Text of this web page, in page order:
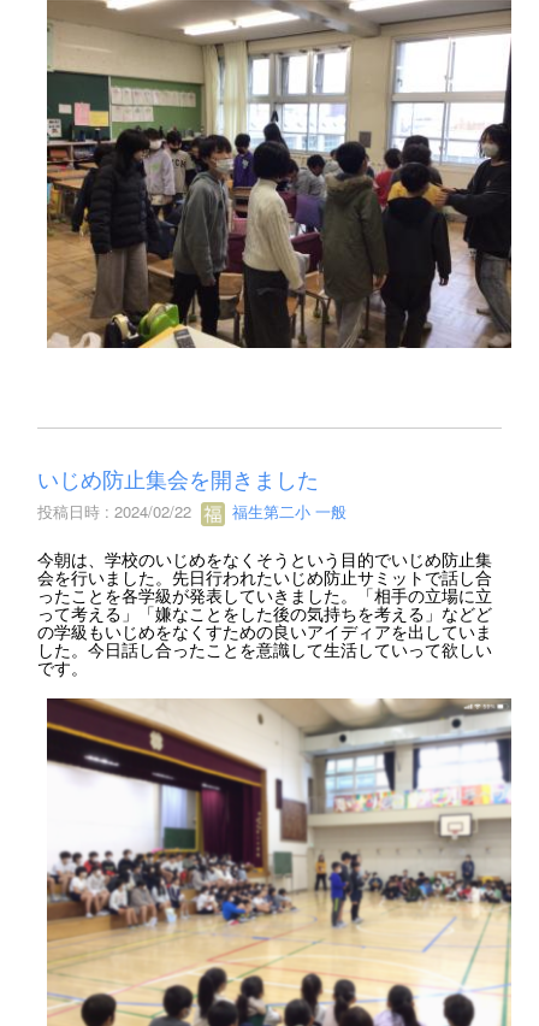
いじめ防止集会を開きました
投稿日時 : 2024/02/22 福生第二小 一般
今朝は、学校のいじめをなくそうという目的でいじめ防止集
会を行いました。先日行われたいじめ防止サミットで話し合
ったことを各学級が発表していきました。「相手の立場に立
って考える」「嫌なことをした後の気持ちを考える」などど
の学級もいじめをなくすための良いアイディアを出していま
した。今日話し合ったことを意識して生活していって欲しい
です。